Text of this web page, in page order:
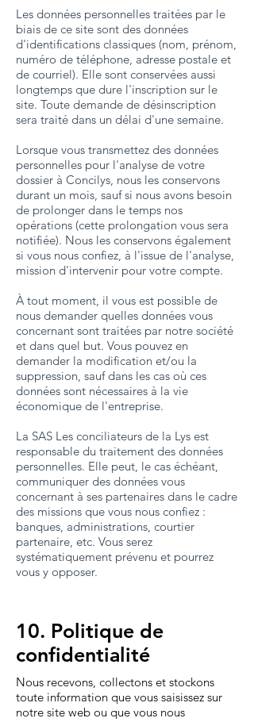
Les données personnelles traitées par le
biais de ce site sont des données
d'identifications classiques (nom, prénom,
numéro de téléphone, adresse postale et
de courriel). Elle sont conservées aussi
longtemps que dure l'inscription sur le
site. Toute demande de désinscription
sera traité dans un délai d'une semaine.
Lorsque vous transmettez des données
personnelles pour l'analyse de votre
dossier à Concilys, nous les conservons
durant un mois, sauf si nous avons besoin
de prolonger dans le temps nos
opérations (cette prolongation vous sera
notifiée). Nous les conservons également
si vous nous confiez, à l'issue de l'analyse,
mission d'intervenir pour votre compte.
À tout moment, il vous est possible de
nous demander quelles données vous
concernant sont traitées par notre société
et dans quel but. Vous pouvez en
demander la modification et/ou la
suppression, sauf dans les cas où ces
données sont nécessaires à la vie
économique de l'entreprise.
La SAS Les conciliateurs de la Lys est
responsable du traitement des données
personnelles. Elle peut, le cas échéant,
communiquer des données vous
concernant à ses partenaires dans le cadre
des missions que vous nous confiez :
banques, administrations, courtier
partenaire, etc. Vous serez
systématiquement prévenu et pourrez
vous y opposer.
10. Politique de
confidentialité
Nous recevons, collectons et stockons
toute information que vous saisissez sur
notre site web ou que vous nous